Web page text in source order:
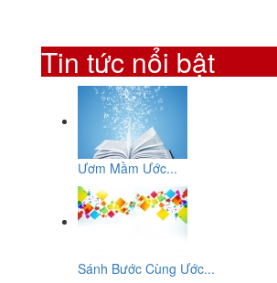
Tin tức nổi bật
Ươm Mầm Ước...
Sánh Bước Cùng Ước...